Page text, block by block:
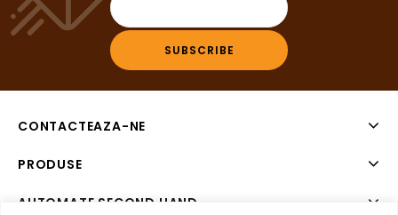
CONTACTEAZA-NE
PRODUSE
AUTOMATE SECOND HAND